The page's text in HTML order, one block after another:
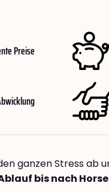
Preise
ganzen Stress ab
bis nach